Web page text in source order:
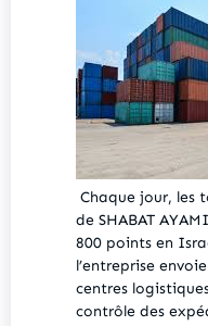
Chaque jour, les
de SHABAT
800 points en
l’entreprise
centres
contrôle des